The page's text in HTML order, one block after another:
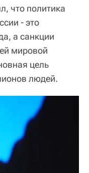
что политика
- это
а санкции
мировой
цель
людей.